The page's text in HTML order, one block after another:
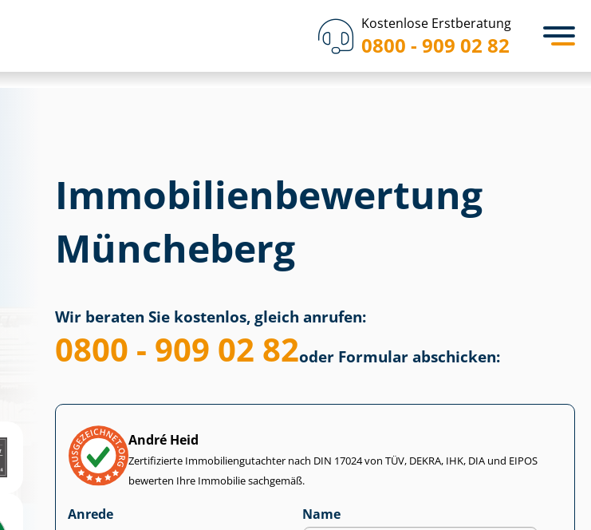
Kostenlose Erstberatung
0800 - 909 02 82
Immobilien­bewertung
Müncheberg
Wir beraten Sie kostenlos, gleich anrufen:
0800 - 909 02 82oder Formular abschicken:
André Heid
Zertifizierte Im­mo­bi­li­en­gut­ach­ter nach DIN 17024 von TÜV, DEKRA, IHK, DIA und EIPOS
bewerten Ihre Immobilie sachgemäß.
Anrede
Name